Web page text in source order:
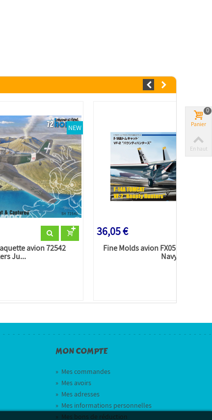
NEW
avion 72542
Ju...
36,05 €
Fine Molds avion FX05 F-14A
Navy...
MON COMPTE
» Mes commandes
» Mes avoirs
» Mes adresses
» Mes informations personnelles
» Mes bons de réduction
Panier
0
En haut